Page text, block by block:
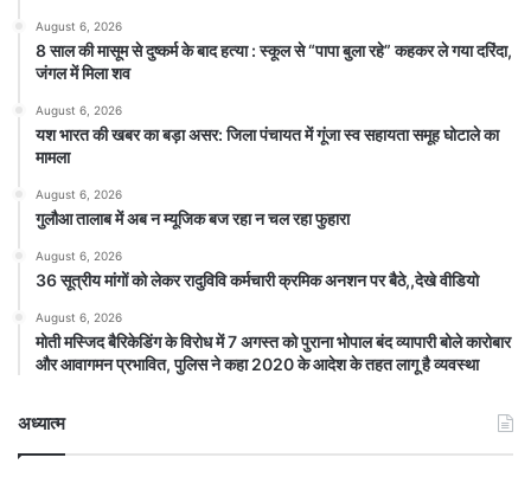
August 6, 2026
8 साल की मासूम से दुष्कर्म के बाद हत्या : स्कूल से “पापा बुला रहे” कहकर ले गया दरिंदा,
जंगल में मिला शव
August 6, 2026
यश भारत की खबर का बड़ा असर: जिला पंचायत में गूंजा स्व सहायता समूह घोटाले का
मामला
August 6, 2026
गुलौआ तालाब में अब न म्यूजिक बज रहा न चल रहा फुहारा
August 6, 2026
36 सूत्रीय मांगों को लेकर रादुविवि कर्मचारी क्रमिक अनशन पर बैठे,,देखे वीडियो
August 6, 2026
मोती मस्जिद बैरिकेडिंग के विरोध में 7 अगस्त को पुराना भोपाल बंद व्यापारी बोले कारोबार
और आवागमन प्रभावित, पुलिस ने कहा 2020 के आदेश के तहत लागू है व्यवस्था
अध्यात्म